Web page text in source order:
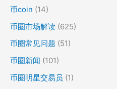
币coin (14)
币圈市场解读 (625)
币圈常见问题 (51)
币圈新闻 (101)
币圈明星交易员 (1)